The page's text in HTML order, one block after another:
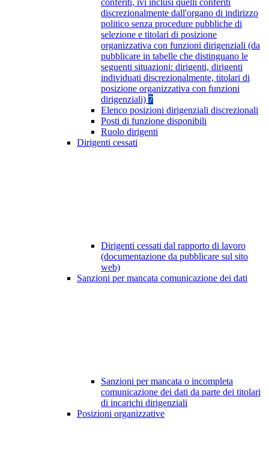
conferiti, ivi inclusi quelli conferiti
discrezionalmente dall'organo di indirizzo
politico senza procedure pubbliche di
selezione e titolari di posizione
organizzativa con funzioni dirigenziali (da
pubblicare in tabelle che distinguano le
seguenti situazioni: dirigenti, dirigenti
individuati discrezionalmente, titolari di
posizione organizzativa con funzioni
dirigenziali) 7
Elenco posizioni dirigenziali discrezionali
Posti di funzione disponibili
Ruolo dirigenti
Dirigenti cessati
Dirigenti cessati dal rapporto di lavoro
(documentazione da pubblicare sul sito
web)
Sanzioni per mancata comunicazione dei dati
Sanzioni per mancata o incompleta
comunicazione dei dati da parte dei titolari
di incarichi dirigenziali
Posizioni organizzative